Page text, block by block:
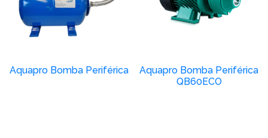
Aquapro Bomba Periférica
Aquapro Bomba Periférica
QB60ECO